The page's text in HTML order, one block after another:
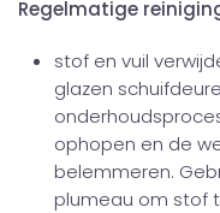
Regelmatige
stof en vuil
glazen
ophopen en de
belemmeren.
plumeau om stof